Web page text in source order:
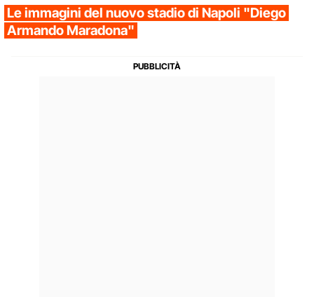
Le immagini del nuovo stadio di Napoli "Diego
Armando Maradona"